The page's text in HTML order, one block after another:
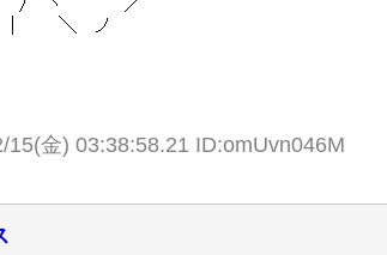
15(金) 03:38:58.21 ID:omUvn046M